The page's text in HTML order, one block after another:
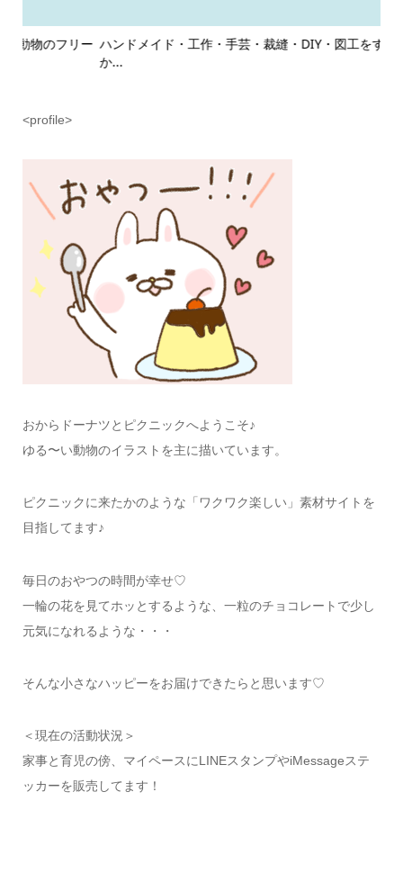
ハンドメイド・工作・手芸・裁縫・DIY・図工をするゆるくて
<profile>
おからドーナツとピクニックへようこそ♪
ゆる〜い動物のイラストを主に描いています。
ピクニックに来たかのような「ワクワク楽しい」素材サイトを
目指してます♪
毎日のおやつの時間が幸せ♡
一輪の花を見てホッとするような、一粒のチョコレートで少し
元気になれるような・・・
そんな小さなハッピーをお届けできたらと思います♡
＜現在の活動状況＞
家事と育児の傍、マイペースにLINEスタンプやiMessageステ
ッカーを販売してます！